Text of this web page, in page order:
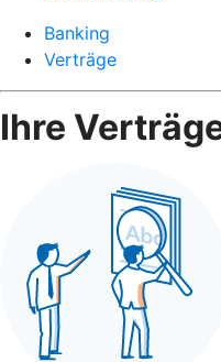
Banking
Verträge
Ihre